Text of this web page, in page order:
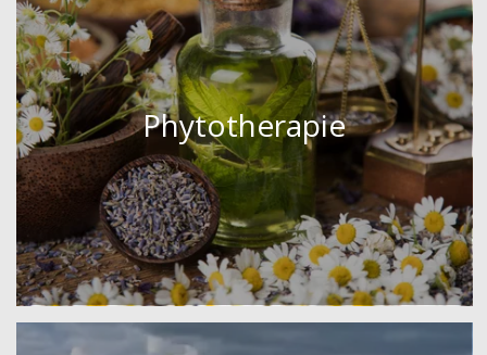
Phytotherapie